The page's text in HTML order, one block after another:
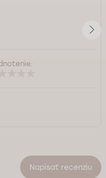
Napísať recenziu